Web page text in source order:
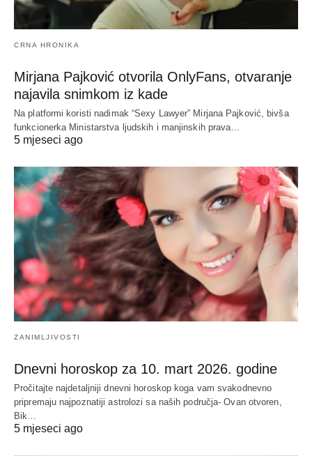
CRNA HRONIKA
Mirjana Pajković otvorila OnlyFans, otvaranje
najavila snimkom iz kade
Na platformi koristi nadimak “Sexy Lawyer” Mirjana Pajković, bivša
funkcionerka Ministarstva ljudskih i manjinskih prava…
5 mjeseci ago
ZANIMLJIVOSTI
Dnevni horoskop za 10. mart 2026. godine
Pročitajte najdetaljniji dnevni horoskop koga vam svakodnevno
pripremaju najpoznatiji astrolozi sa naših područja- Ovan otvoren,
Bik…
5 mjeseci ago